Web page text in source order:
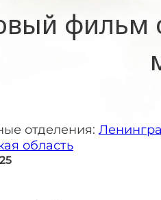
фильм
отделения:
область